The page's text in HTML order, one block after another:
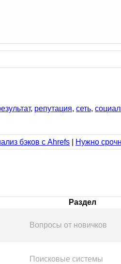
, репутация, сеть,
бэков с Ahrefs Нужно
Раздел
Вопросы от новичков
Поисковые системы